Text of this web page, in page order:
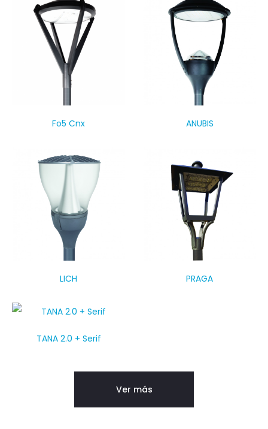
Fo5 Cnx ANUBIS
LICH PRAGA
TANA 2.0 + Serif
Ver más